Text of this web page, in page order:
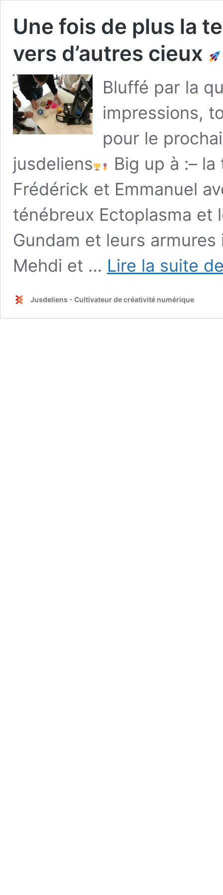
Une fois de plus la
vers d’autres cieux
Bluffé par la
impressions,
pour le
jusdeliens
Big up à :–
Frédérick et Emmanuel
ténébreux Ectoplasma et
Gundam et leurs
Mehdi et … Lire la suite
Jusdeliens - Cultivateur de créativité numérique